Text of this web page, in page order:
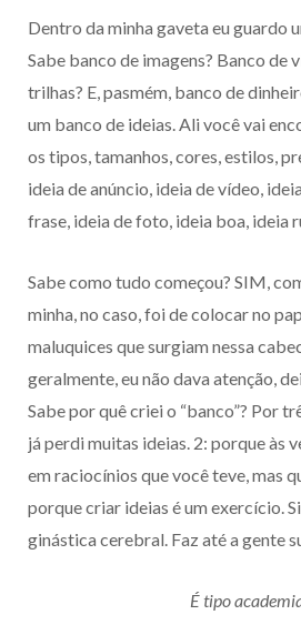
Dentro da minha gaveta eu guardo
Sabe banco de imagens? Banco de
trilhas? E, pasmém, banco de
um banco de ideias. Ali você vai
os tipos, tamanhos, cores, estilos,
ideia de anúncio, ideia de vídeo,
frase, ideia de foto, ideia boa, ideia
Sabe como tudo começou? SIM,
minha, no caso, foi de colocar no
maluquices que surgiam nessa
geralmente, eu não dava atenção,
Sabe por quê criei o “banco”? Por
já perdi muitas ideias. 2: porque às
em raciocínios que você teve, mas
porque criar ideias é um exercício.
ginástica cerebral. Faz até a gente
É tipo